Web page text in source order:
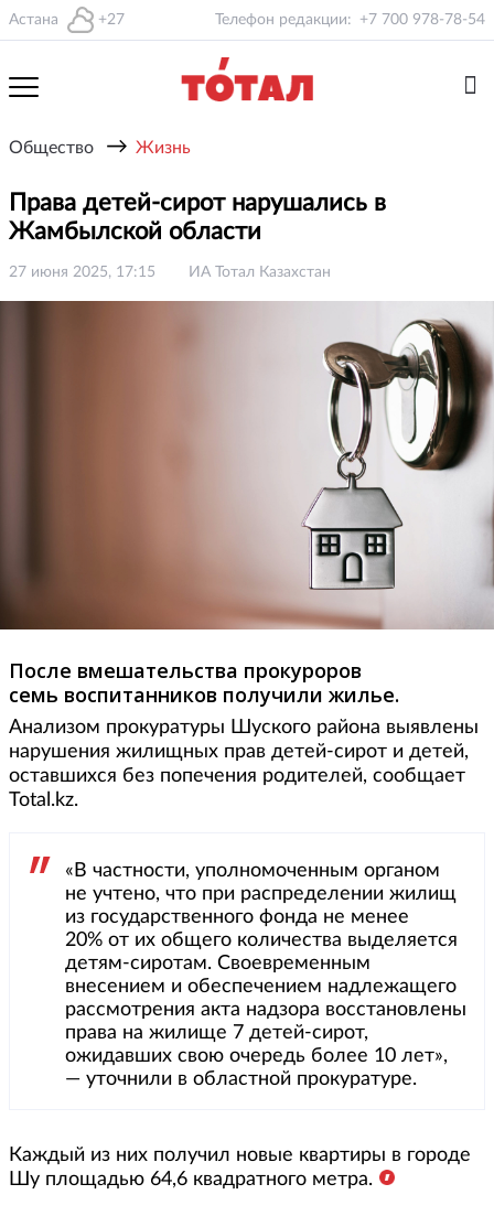
Астана +27 Телефон редакции: +7 700 978-78-54
Общество → Жизнь
Права детей-сирот нарушались в
Жамбылской области
27 июня 2025, 17:15 ИА Тотал Казахстан
После вмешательства прокуроров
семь воспитанников получили жилье.
Анализом прокуратуры Шуского района выявлены
нарушения жилищных прав детей-сирот и детей,
оставшихся без попечения родителей, сообщает
Total.kz.
«В частности, уполномоченным органом
не учтено, что при распределении жилищ
из государственного фонда не менее
20% от их общего количества выделяется
детям-сиротам. Своевременным
внесением и обеспечением надлежащего
рассмотрения акта надзора восстановлены
права на жилище 7 детей-сирот,
ожидавших свою очередь более 10 лет»,
— уточнили в областной прокуратуре.
Каждый из них получил новые квартиры в городе
Шу площадью 64,6 квадратного метра.